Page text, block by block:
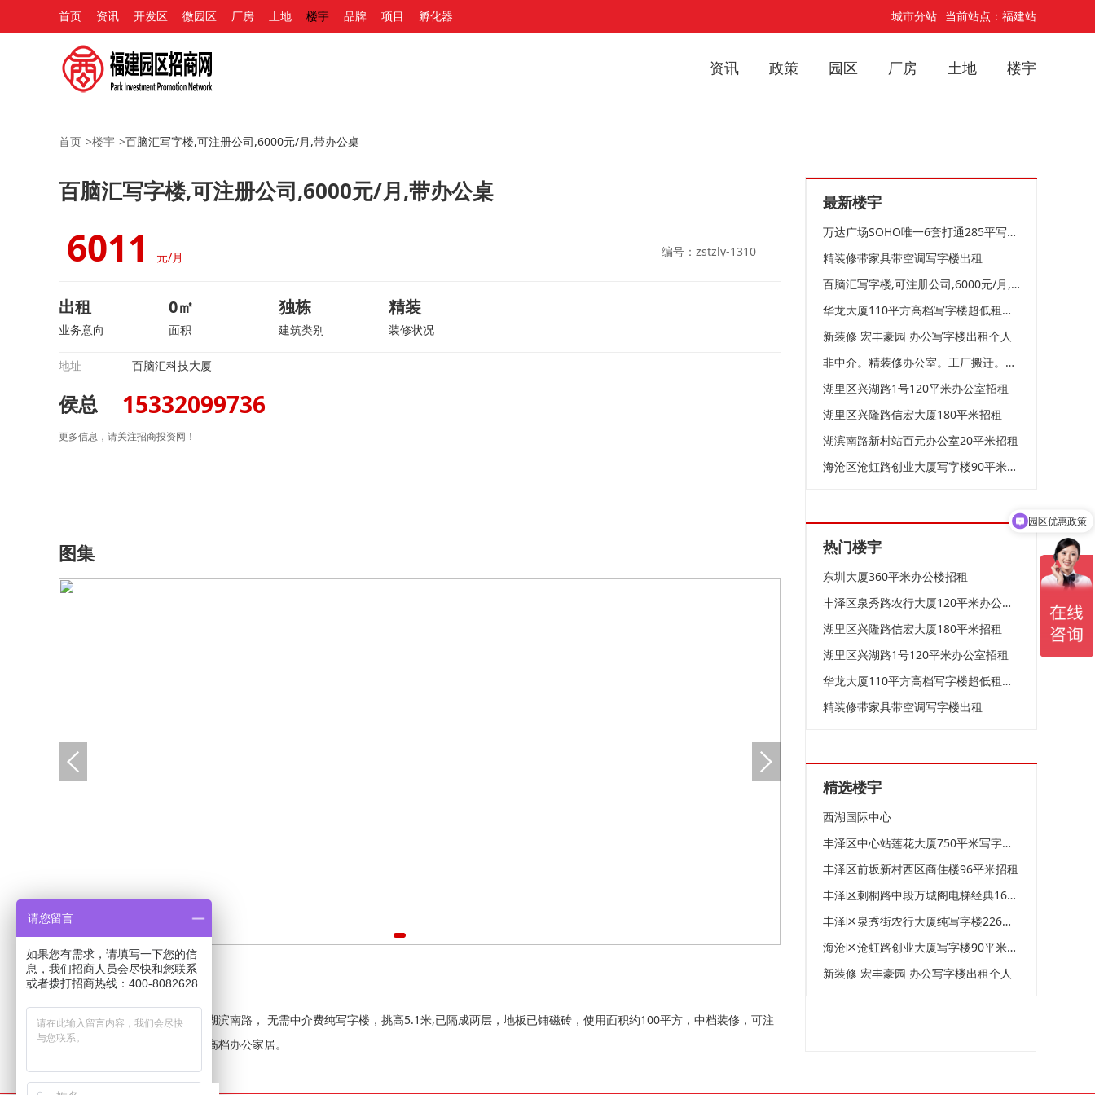
首页 资讯 开发区 微园区 厂房 土地 楼宇 品牌 项目 孵化器 城市分站 当前站点：福建站
资讯 政策 园区 厂房 土地 楼宇
首页 >楼宇 >百脑汇写字楼,可注册公司,6000元/月,带办公桌
百脑汇写字楼,可注册公司,6000元/月,带办公桌
6011 元/月 编号：zstzly-1310
出租
业务意向
0㎡
面积
独栋
建筑类别
精装
装修状况
地址 百脑汇科技大厦
侯总 15332099736
更多信息，请关注招商投资网！
图集
详情
该写字楼位于繁华地段的湖滨南路， 无需中介费纯写字楼，挑高5.1米,已隔成两层，地板已铺磁砖，使用面积约100平方，中档装修，可注
册公司，内配有中央空调，带高档办公家居。
最新楼宇
万达广场SOHO唯一6套打通285平写字楼出租一一推荐高档装
精装修带家具带空调写字楼出租
百脑汇写字楼,可注册公司,6000元/月,带办公桌
华龙大厦110平方高档写字楼超低租仅租6050元
新装修 宏丰豪园 办公写字楼出租个人
非中介。精装修办公室。工厂搬迁。办公室转让!
湖里区兴湖路1号120平米办公室招租
湖里区兴隆路信宏大厦180平米招租
湖滨南路新村站百元办公室20平米招租
海沧区沧虹路创业大厦写字楼90平米招租
热门楼宇
东圳大厦360平米办公楼招租
丰泽区泉秀路农行大厦120平米办公室招租
湖里区兴隆路信宏大厦180平米招租
湖里区兴湖路1号120平米办公室招租
华龙大厦110平方高档写字楼超低租仅租6050元
精装修带家具带空调写字楼出租
精选楼宇
西湖国际中心
丰泽区中心站莲花大厦750平米写字楼出租
丰泽区前坂新村西区商住楼96平米招租
丰泽区刺桐路中段万城阁电梯经典160平米写字楼招租
丰泽区泉秀街农行大厦纯写字楼226平米招租
海沧区沧虹路创业大厦写字楼90平米招租
新装修 宏丰豪园 办公写字楼出租个人
园区优惠政策
请您留言
如果您有需求，请填写一下您的信
息，我们招商人员会尽快和您联系
或者拨打招商热线：400-8082628